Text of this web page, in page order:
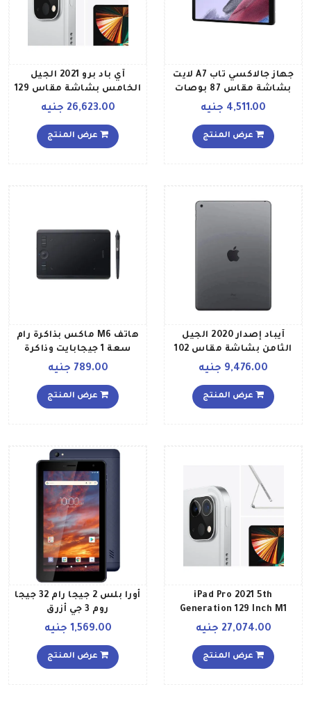
جهاز جالاكسي تاب A7 لايت
بشاشة مقاس 87 بوصات
وذاكرة رام سعة 3 جيجابايت
4,511.00 جنيه
عرض المنتج
آي باد برو 2021 الجيل
الخامس بشاشة مقاس 129
جيجابايت ويدعم تقنية الواي
فاي وتقنية 5G، مع تطبيق
26,623.00 جنيه
عرض المنتج
آيباد إصدار 2020 الجيل
الثامن بشاشة مقاس 102
يدعم تقنية 4G LTE مع
تطبيق فيس تايم بلون
9,476.00 جنيه
عرض المنتج
هاتف M6 ماكس بذاكرة رام
سعة 1 جيجابايت وذاكرة
داخلية سعة 8 جيجابايت
أسود
789.00 جنيه
عرض المنتج
iPad Pro 2021 5th
Generation 129 Inch M1
Chip 256GB Wi Fi Space
East Version
27,074.00 جنيه
عرض المنتج
أورا بلس 2 جيجا رام 32 جيجا
روم 3 جي أزرق
1,569.00 جنيه
عرض المنتج